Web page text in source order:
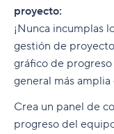
proyecto:
¡Nunca incumplas
gestión de
gráfico de
general más
Crea un panel de
progreso del